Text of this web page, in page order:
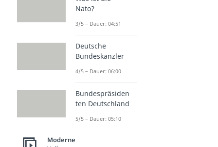
Nato?
3/5 – Dauer: 04:51
Deutsche
Bundeskanzler
4/5 – Dauer: 06:00
Bundespräsiden
ten Deutschland
5/5 – Dauer: 05:10
Moderne